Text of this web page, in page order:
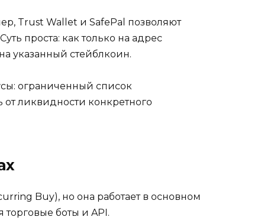
Trust Wallet и SafePal позволяют
проста: как только на адрес
указанный стейблкоин.
ограниченный список
ликвидности конкретного
Buy), но она работает в основном
боты и API.